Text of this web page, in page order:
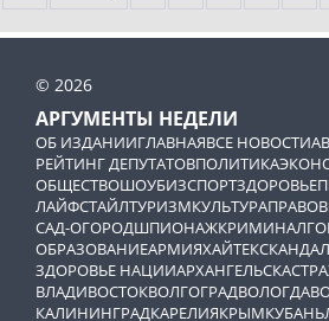
© 2026
АРГУМЕНТЫ НЕДЕЛИ
ОБ ИЗДАНИИГЛАВНАЯВСЕ НОВОСТИ
РЕЙТИНГ ДЕПУТАТОВПОЛИТИКА
ОБЩЕСТВОШОУБИЗСПОРТЗДОРОВЬЕ
ЛАЙФСТАЙЛТУРИЗМКУЛЬТУРА
САД-ОГОРОДШПИОНАЖКРИМИНАЛ
ОБРАЗОВАНИЕАРМИЯХАЙТЕКСКАНДАЛ
ЗДОРОВЬЕ НАЦИИАРХАНГЕЛЬСК
ВЛАДИВОСТОКВОЛГОГРАДВОЛОГДА
КАЛИНИНГРАДКАРЕЛИЯКРЫМКУБАНЬ